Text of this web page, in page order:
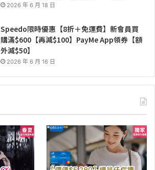
2026 年 6 月 18 日
Speedo限時優惠【8折＋免運費】新會員買
購滿$600【再減$100】PayMe App領券【額
外減$50】
2026 年 6 月 16 日